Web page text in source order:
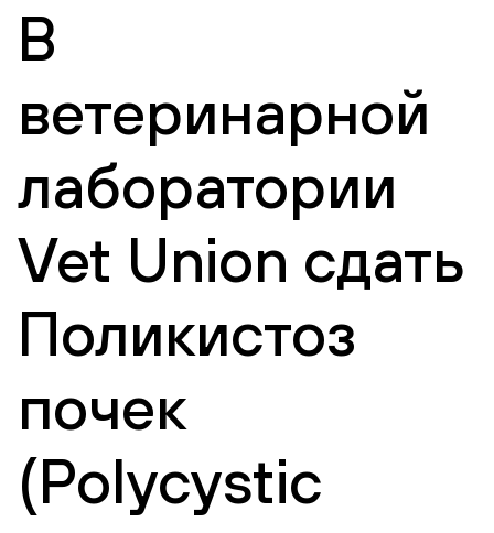
В
ветеринарной
лаборатории
Vet Union сдать
Поликистоз
почек
(Polycystic